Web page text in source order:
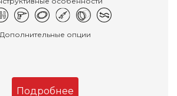
Дополнительные опции
Подробнее